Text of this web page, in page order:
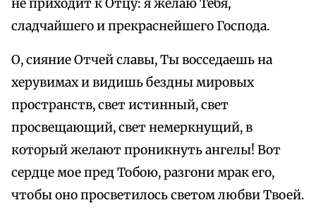
не приходит к Отцу: я желаю Тебя,
сладчайшего и прекраснейшего Господа.
О, сияние Отчей славы, Ты восседаешь на
херувимах и видишь бездны мировых
пространств, свет истинный, свет
просвещающий, свет немеркнущий, в
который желают проникнуть ангелы! Вот
сердце мое пред Тобою, разгони мрак его,
чтобы оно просветилось светом любви Твоей.